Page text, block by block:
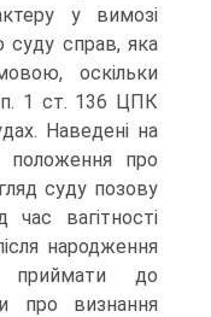
у вимозі
суду справ, яка
оскільки
п. 1 ст. 136 ЦПК
Наведені на
положення про
суду позову
вагітності
народження
приймати до
про визнання